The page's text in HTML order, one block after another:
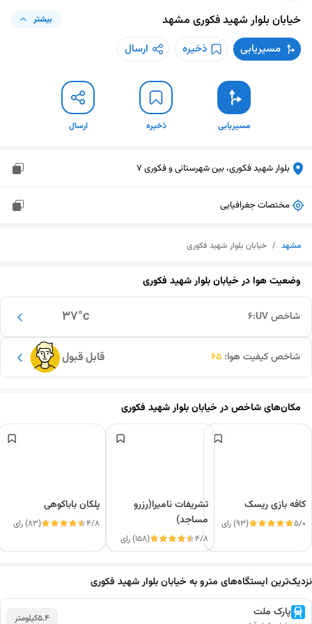
خیابان بلوار شهید فکوری مشهد بیشتر
مسیریابی ذخیره ارسال
مسیریابی ذخیره ارسال
بلوار شهید فکوری، بین شهرستانی و فکوری 7
مختصات جغرافیایی
مشهد / خیابان بلوار شهید فکوری
وضعیت هوا درخیابان بلوار شهید فکوری
37°c شاخص UV: 6
قابل قبول شاخص کیفیت هوا: 65
مکان‌های شاخص درخیابان بلوار شهید فکوری
کافه بازی ریسک
5/0 (93) رای
تشریفات نامیرا(رزرو
مساجد)
4/8 (158) رای
پلکان باباکوهی
4/8 (83) رای
نزدیک‌ترین ایستگاه‌های مترو به خیابان بلوار شهید فکوری
5.4کیلومتر پارک ملت